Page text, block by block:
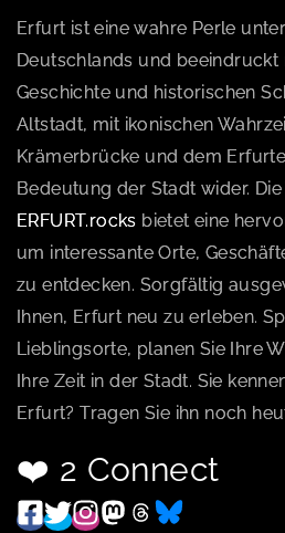
Erfurt ist eine wahre Perle
Deutschlands und beeindruckt
Geschichte und historischen
Altstadt, mit ikonischen
Krämerbrücke und dem
Bedeutung der Stadt wider.
ERFURT.rocks bietet eine
um interessante Orte,
zu entdecken. Sorgfältig
Ihnen, Erfurt neu zu erleben.
Lieblingsorte, planen Sie Ihre
Ihre Zeit in der Stadt. Sie
Erfurt? Tragen Sie ihn noch
❤️ 2 Connect